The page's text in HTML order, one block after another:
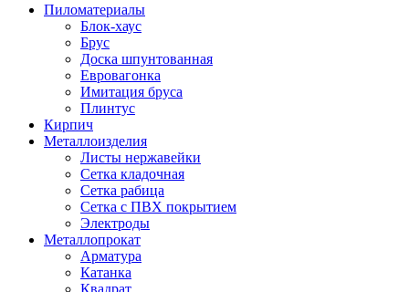
Пиломатериалы
Блок-хаус
Брус
Доска шпунтованная
Евровагонка
Имитация бруса
Плинтус
Кирпич
Металлоизделия
Листы нержавейки
Сетка кладочная
Сетка рабица
Сетка с ПВХ покрытием
Электроды
Металлопрокат
Арматура
Катанка
Квадрат